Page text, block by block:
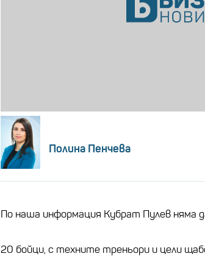
Полина Пенчева
По наша информация Кубрат Пулев няма
20 бойци, с техните треньори и цели